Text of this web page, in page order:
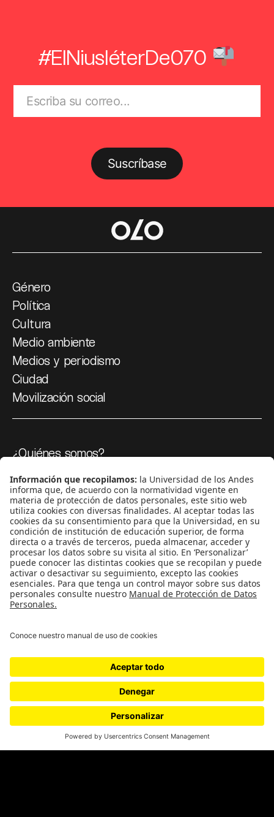
#ElNiusléterDe070
Suscríbase
Género
Política
Cultura
Medio ambiente
Medios y periodismo
Ciudad
Movilización social
¿Quiénes somos?
Ediciones especiales
Proyectos 070
SÍGUENOS
cerosetenta@uniandes.edu.co